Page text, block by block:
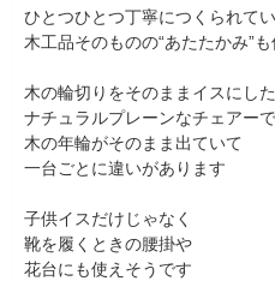
ひとつひとつ丁寧につくられて
木工品そのものの“あたたかみ”
木の輪切りをそのままイスにした
ナチュラルプレーンなチェアー
木の年輪がそのまま出ていて
一台ごとに違いがあります
子供イスだけじゃなく
靴を履くときの腰掛や
花台にも使えそうです